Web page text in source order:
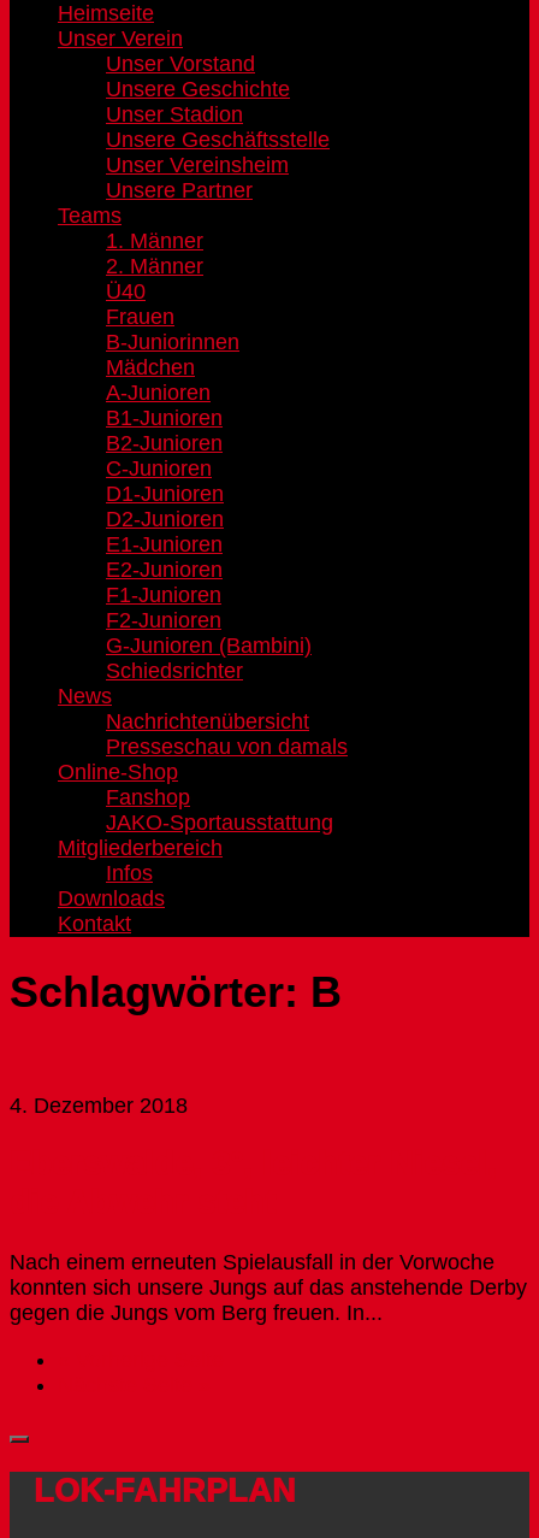
Heimseite
Unser Verein
Unser Vorstand
Unsere Geschichte
Unser Stadion
Unsere Geschäftsstelle
Unser Vereinsheim
Unsere Partner
Teams
1. Männer
2. Männer
Ü40
Frauen
B-Juniorinnen
Mädchen
A-Junioren
B1-Junioren
B2-Junioren
C-Junioren
D1-Junioren
D2-Junioren
E1-Junioren
E2-Junioren
F1-Junioren
F2-Junioren
G-Junioren (Bambini)
Schiedsrichter
News
Nachrichtenübersicht
Presseschau von damals
Online-Shop
Fanshop
JAKO-Sportausstattung
Mitgliederbereich
Infos
Downloads
Kontakt
Schlagwörter: B
4. Dezember 2018
Nach einem erneuten Spielausfall in der Vorwoche
konnten sich unsere Jungs auf das anstehende Derby
gegen die Jungs vom Berg freuen. In...
LOK-FAHRPLAN